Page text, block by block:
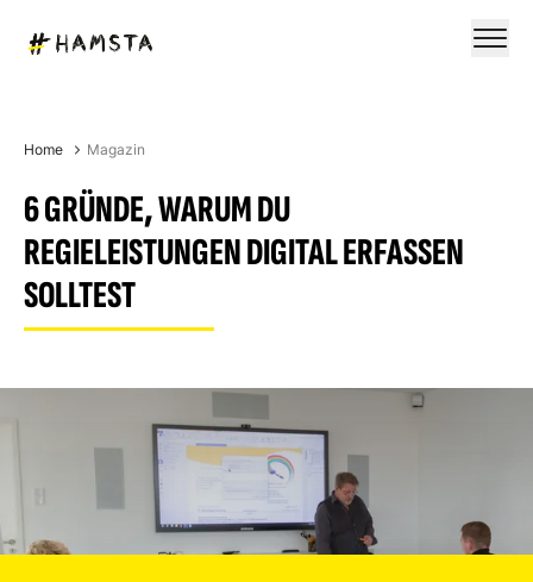
Home Magazin
6 GRÜNDE, WARUM DU
REGIELEISTUNGEN DIGITAL ERFASSEN
SOLLTEST